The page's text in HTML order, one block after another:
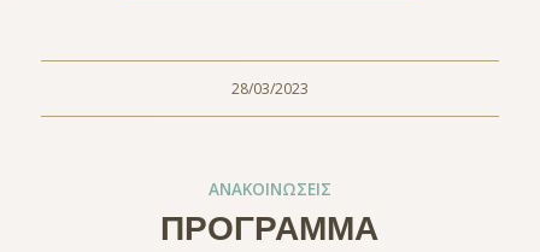
28/03/2023
ΑΝΑΚΟΙΝΏΣΕΙΣ
ΠΡΟΓΡΑΜΜΑ